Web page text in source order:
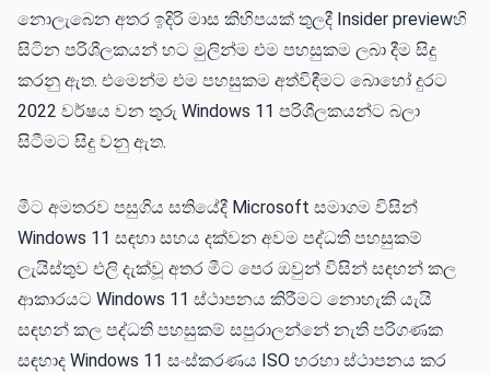
නොලැබෙන අතර ඉදිරි මාස කිහිපයක් තුලදී Insider previewහි
සිටින පරිශීලකයන් හට මුලින්ම එම පහසුකම ලබා දීම සිදු
කරනු ඇත. එමෙන්ම එම පහසුකම අත්විඳීමට බොහෝ දුරට
2022 වර්ෂය වන තුරු Windows 11 පරිශීලකයන්ට බලා
සිටීමට සිදු වනු ඇත.
මීට අමතරව පසුගිය සතියේදී Microsoft සමාගම විසින්
Windows 11 සඳහා සහය දක්වන අවම පද්ධති පහසුකම්
ලැයිස්තුව එලි දැක්වූ අතර මීට පෙර ඔවුන් විසින් සඳහන් කල
ආකාරයට Windows 11 ස්ථාපනය කිරීමට නොහැකි යැයි
සඳහන් කල පද්ධති පහසුකම් සපුරාලන්නේ නැති පරිගණක
සඳහාද Windows 11 සංස්කරණය ISO හරහා ස්ථාපනය කර